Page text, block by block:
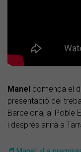
Manel comença el
presentació del
Barcelona, al Poble
i després anirà a